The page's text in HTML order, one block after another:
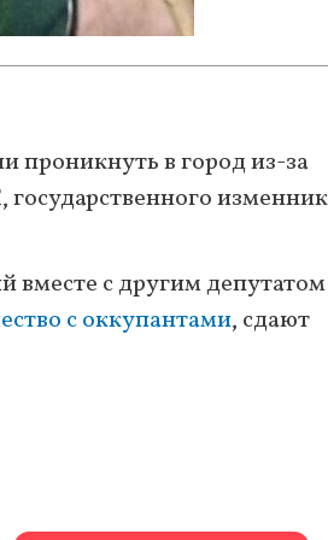
проникнуть в город из-за
вместе с другим депутатом
с оккупантами, сдают